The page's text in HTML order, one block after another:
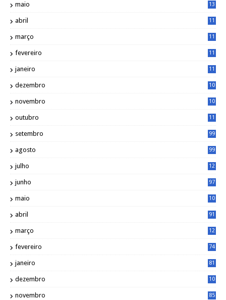
maio
13
abril
11
março
11
fevereiro
11
janeiro
11
dezembro
10
novembro
10
outubro
11
setembro 99
agosto 99
julho
12
junho 97
maio
10
abril 91
março
12
fevereiro 74
janeiro 81
dezembro
10
novembro 85